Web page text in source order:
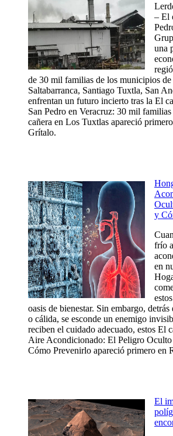
– El
una
de 30 mil familias de los municipios
Saltabarranca, Santiago Tuxtla, San
enfrentan un futuro incierto tras la El
San Pedro en Veracruz: 30 mil
cañera en Los Tuxtlas apareció
Grítalo.
y
frío
en
oasis de bienestar. Sin embargo, detrás
o cálida, se esconde un enemigo
reciben el cuidado adecuado, estos El
Aire Acondicionado: El Peligro
Cómo Prevenirlo apareció primero en
El